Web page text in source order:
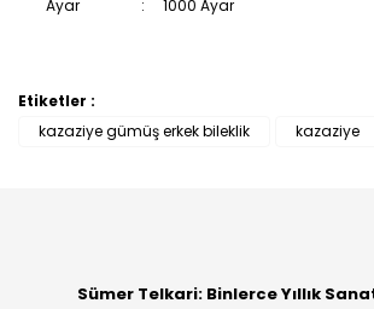
Ayar : 1000 Ayar
Bu ürüne ilk yorumu siz yapın!
Etiketler :
kazaziye gümüş erkek bileklik
kazaziye
Sümer Telkari: Binlerce Yıllık